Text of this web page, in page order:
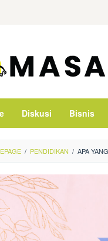
Diskusi Bisnis
/ PENDIDIKAN / APA